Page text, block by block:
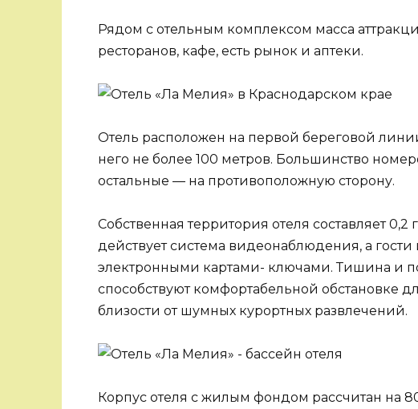
Рядом с отельным комплексом масса
ресторанов, кафе, есть рынок и аптеки.
Отель расположен на первой береговой
него не более 100 метров. Большинство
остальные — на противоположную сторону.
Собственная территория отеля составляет
действует система видеонаблюдения, а
электронными картами- ключами. Тишина и
способствуют комфортабельной обстановке
близости от шумных курортных развлечений.
Корпус отеля с жилым фондом рассчитан